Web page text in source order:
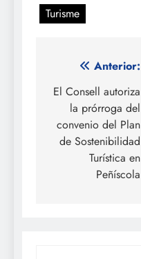
Turisme
Navegación
de
entradas
Anterior:
El Consell autoriza
la prórroga del
convenio del Plan
de Sostenibilidad
Turística en
Peñíscola